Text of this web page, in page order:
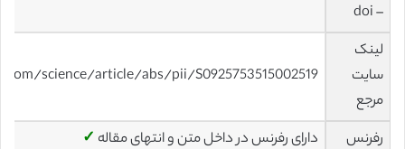
– doi
لینک
سایت
مرجع
science/article/abs/pii/S0925753515002519
رفرنس دارای رفرنس در داخل متن و انتهای مقاله ✓